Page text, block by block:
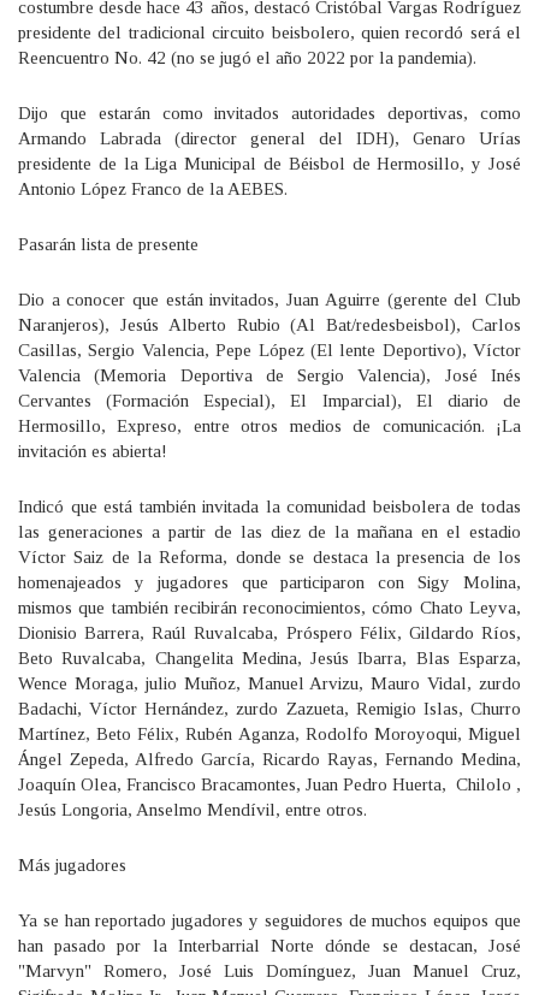
costumbre desde hace 43 años, destacó Cristóbal Vargas Rodríguez
presidente del tradicional circuito beisbolero, quien recordó será el
Reencuentro No. 42 (no se jugó el año 2022 por la pandemia).
Dijo que estarán como invitados autoridades deportivas, como
Armando Labrada (director general del IDH), Genaro Urías
presidente de la Liga Municipal de Béisbol de Hermosillo, y José
Antonio López Franco de la AEBES.
Pasarán lista de presente
Dio a conocer que están invitados, Juan Aguirre (gerente del Club
Naranjeros), Jesús Alberto Rubio (Al Bat/redesbeisbol), Carlos
Casillas, Sergio Valencia, Pepe López (El lente Deportivo), Víctor
Valencia (Memoria Deportiva de Sergio Valencia), José Inés
Cervantes (Formación Especial), El Imparcial), El diario de
Hermosillo, Expreso, entre otros medios de comunicación. ¡La
invitación es abierta!
Indicó que está también invitada la comunidad beisbolera de todas
las generaciones a partir de las diez de la mañana en el estadio
Víctor Saiz de la Reforma, donde se destaca la presencia de los
homenajeados y jugadores que participaron con Sigy Molina,
mismos que también recibirán reconocimientos, cómo Chato Leyva,
Dionisio Barrera, Raúl Ruvalcaba, Próspero Félix, Gildardo Ríos,
Beto Ruvalcaba, Changelita Medina, Jesús Ibarra, Blas Esparza,
Wence Moraga, julio Muñoz, Manuel Arvizu, Mauro Vidal, zurdo
Badachi, Víctor Hernández, zurdo Zazueta, Remigio Islas, Churro
Martínez, Beto Félix, Rubén Aganza, Rodolfo Moroyoqui, Miguel
Ángel Zepeda, Alfredo García, Ricardo Rayas, Fernando Medina,
Joaquín Olea, Francisco Bracamontes, Juan Pedro Huerta, Chilolo ,
Jesús Longoria, Anselmo Mendívil, entre otros.
Más jugadores
Ya se han reportado jugadores y seguidores de muchos equipos que
han pasado por la Interbarrial Norte dónde se destacan, José
"Marvyn" Romero, José Luis Domínguez, Juan Manuel Cruz,